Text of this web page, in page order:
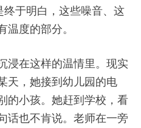
于明白，这些噪音、这
度的部分。
浸在这样的温情里。现实
天，她接到幼儿园的电
的小孩。她赶到学校，看
话也不肯说。老师在一旁